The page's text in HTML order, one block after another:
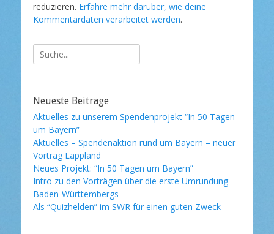
reduzieren. Erfahre mehr darüber, wie deine
Kommentardaten verarbeitet werden.
Suche
nach:
Neueste Beiträge
Aktuelles zu unserem Spendenprojekt “In 50 Tagen
um Bayern”
Aktuelles – Spendenaktion rund um Bayern – neuer
Vortrag Lappland
Neues Projekt: “In 50 Tagen um Bayern”
Intro zu den Vorträgen über die erste Umrundung
Baden-Württembergs
Als “Quizhelden” im SWR für einen guten Zweck